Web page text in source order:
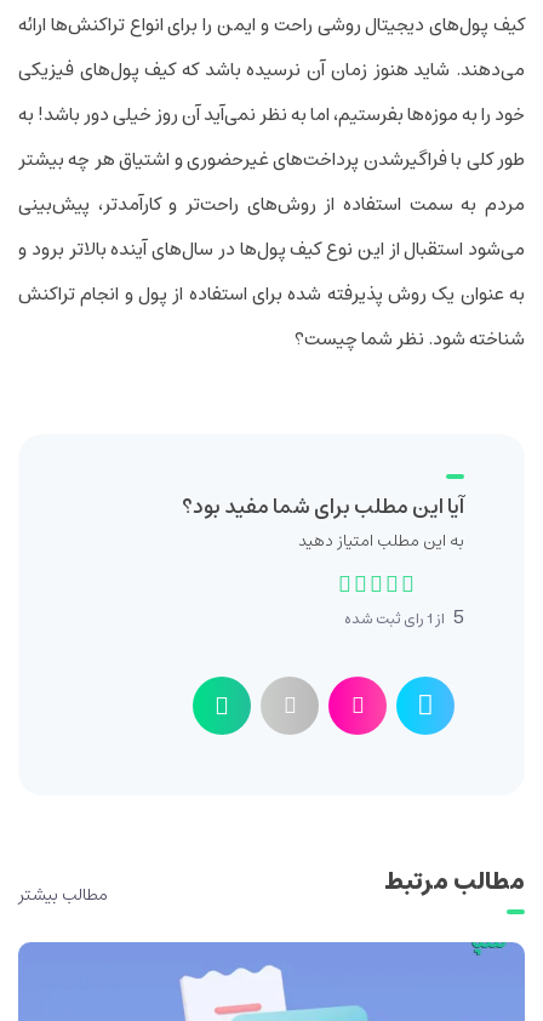
کیف پول‌های دیجیتال روشی راحت و ایمن را برای انواع تراکنش‌ها ارائه
می‌دهند. شاید هنوز زمان آن نرسیده باشد که کیف پول‌های فیزیکی
خود را به موزه‌ها بفرستیم، اما به نظر نمی‌آید آن روز خیلی دور باشد! به
طور کلی با فراگیرشدن پرداخت‌های غیرحضوری و اشتیاق هر چه بیشتر
مردم به سمت استفاده از روش‌های راحت‌تر و کارآمدتر، پیش‌بینی
می‌شود استقبال از این نوع کیف پول‌ها در سال‌های آینده بالاتر برود و
به عنوان یک روش پذیرفته شده برای استفاده از پول و انجام تراکنش
شناخته شود. نظر شما چیست؟
آیا این مطلب برای شما مفید بود؟
به این مطلب امتیاز دهید
5 از1رای ثبت شده
مطالب مرتبط مطالب بیشتر